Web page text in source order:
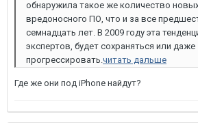
обнаружила такое же количество
вредоносного ПО, что и за все
семнадцать лет. В 2009 году эта
экспертов, будет сохраняться или даже
прогрессировать.читать дальше
Где же они под iPhone найдут?